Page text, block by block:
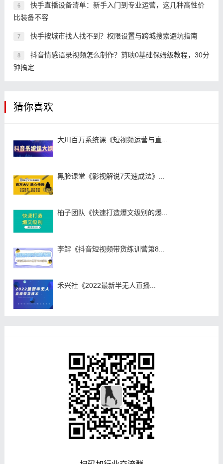
6
快手直播设备清单：新手入门到专业运营，这几种高性价
比装备不容
7 快手按城市找人找不到？权限设置与跨城搜索避坑指南
8
抖音情感语录视频怎么制作？剪映0基础保姆级教程，30分
钟搞定
猜你喜欢
大川百万系统课《短视频运营与直...
黑脸课堂《影视解说7天速成法》...
柚子团队《快速打造爆文级别的爆...
李鲆《抖音短视频带货练训营第8...
禾兴社《2022最新半无人直播...